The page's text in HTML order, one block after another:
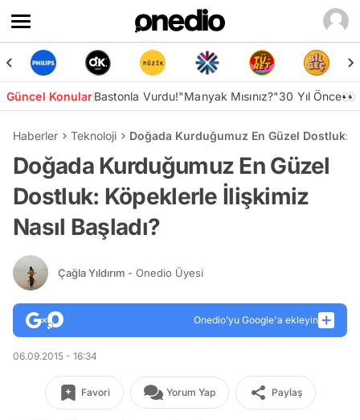
Güncel KonularBastonla Vurdu!"Manyak Mısınız?"30 Yıl Önce👀
Haberler Teknoloji Doğada Kurduğumuz En Güzel Dostluk:
Doğada Kurduğumuz En Güzel
Dostluk: Köpeklerle İlişkimiz
Nasıl Başladı?
Çağla Yıldırım - Onedio Üyesi
Onedio’yu Google'a ekleyin
06.09.2015 - 16:34
Favori Yorum Yap Paylaş